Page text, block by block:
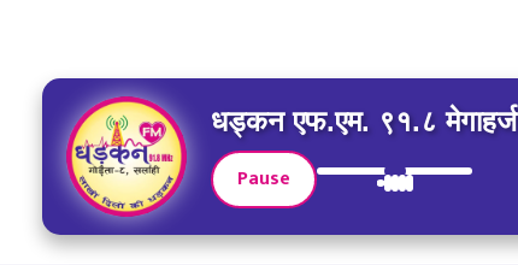
धड्कन एफ.एम. ९१.८ मेगाहर्ज
Pause